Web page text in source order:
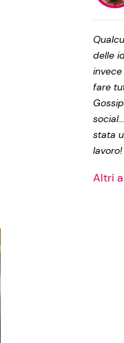
delle
fare
stata
lavoro!
Altri